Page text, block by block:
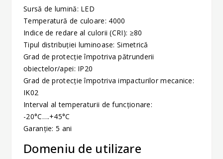
Sursă de lumină: LED
Temperatură de culoare: 4000
Indice de redare al culorii (CRI): ≥80
Tipul distribuției luminoase: Simetrică
Grad de protecție împotriva pătrunderii
obiectelor/apei: IP20
Grad de protecție împotriva impacturilor mecanice:
IK02
Interval al temperaturii de funcționare:
-20°C….+45°C
Garanție: 5 ani
Domeniu de utilizare